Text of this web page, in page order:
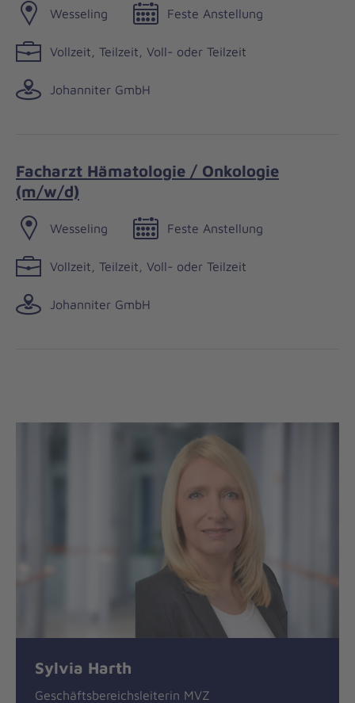
Wesseling Feste Anstellung
Vollzeit, Teilzeit, Voll- oder Teilzeit
Johanniter GmbH
Facharzt Hämatologie / Onkologie
(m/w/d)
Wesseling Feste Anstellung
Vollzeit, Teilzeit, Voll- oder Teilzeit
Johanniter GmbH
Sylvia Harth
Geschäftsbereichsleiterin MVZ